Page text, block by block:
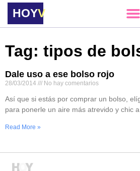
HOYVERE
Tag: tipos de
Dale uso a ese bolso rojo
28/03/2014 No hay comentarios
Así que si estás por comprar un bolso,
para ponerle un aire más atrevido y chic
Read More »